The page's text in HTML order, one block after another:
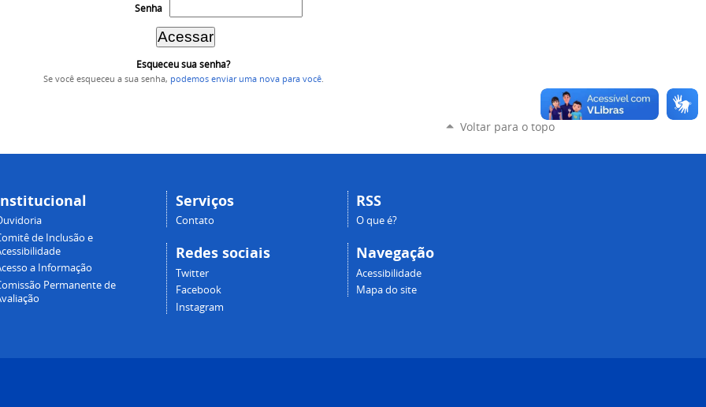
Senha
Esqueceu sua senha?
Se você esqueceu a sua senha, podemos enviar uma nova para você.
Voltar para o topo
de Inclusão e
a Informação
Permanente de
Serviços
Contato
Redes sociais
Twitter
Facebook
Instagram
RSS
O que é?
Navegação
Acessibilidade
Mapa do site